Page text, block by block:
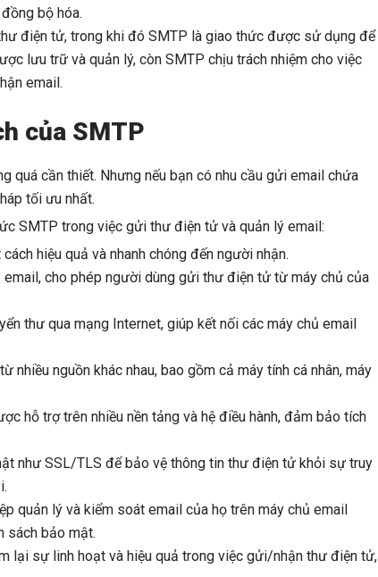
bộ hóa.
điện tử, trong khi đó SMTP là giao thức được sử dụng để
lưu trữ và quản lý, còn SMTP chịu trách nhiệm cho việc
email.
của SMTP
quá cần thiết. Nhưng nếu bạn có nhu cầu gửi email chứa
tối ưu nhất.
SMTP trong việc gửi thư điện tử và quản lý email:
hiệu quả và nhanh chóng đến người nhận.
cho phép người dùng gửi thư điện tử từ máy chủ của
thư qua mạng Internet, giúp kết nối các máy chủ email
nhiều nguồn khác nhau, bao gồm cả máy tính cá nhân, máy
hỗ trợ trên nhiều nền tảng và hệ điều hành, đảm bảo tích
như SSL/TLS để bảo vệ thông tin thư điện tử khỏi sự truy
quản lý và kiểm soát email của họ trên máy chủ email
sách bảo mật.
lại sự linh hoạt và hiệu quả trong việc gửi/nhận thư điện tử,